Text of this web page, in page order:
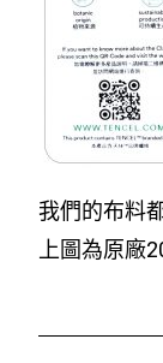
我們的布料
上圖為原廠